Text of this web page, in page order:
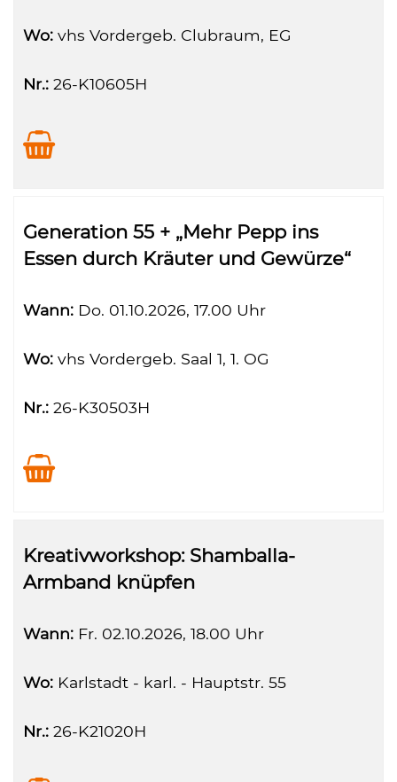
Wo: vhs Vordergeb. Clubraum, EG
Nr.: 26-K10605H
Generation 55 + „Mehr Pepp ins
Essen durch Kräuter und Gewürze“
Wann: Do. 01.10.2026, 17.00 Uhr
Wo: vhs Vordergeb. Saal 1, 1. OG
Nr.: 26-K30503H
Kreativworkshop: Shamballa-
Armband knüpfen
Wann: Fr. 02.10.2026, 18.00 Uhr
Wo: Karlstadt - karl. - Hauptstr. 55
Nr.: 26-K21020H